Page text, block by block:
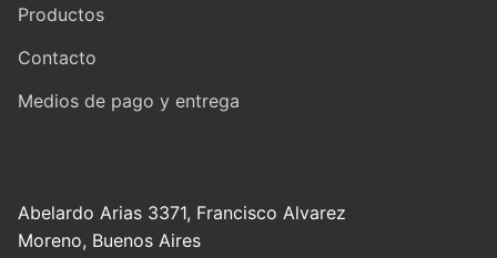
Productos
Contacto
Medios de pago y entrega
Abelardo Arias 3371, Francisco Alvarez
Moreno, Buenos Aires